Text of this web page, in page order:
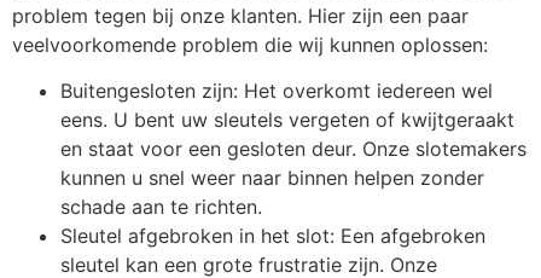
problem tegen bij onze klanten. Hier zijn een paar
veelvoorkomende problem die wij kunnen oplossen:
Buitengesloten zijn: Het overkomt iedereen wel
eens. U bent uw sleutels vergeten of kwijtgeraakt
en staat voor een gesloten deur. Onze slotemakers
kunnen u snel weer naar binnen helpen zonder
schade aan te richten.
Sleutel afgebroken in het slot: Een afgebroken
sleutel kan een grote frustratie zijn. Onze